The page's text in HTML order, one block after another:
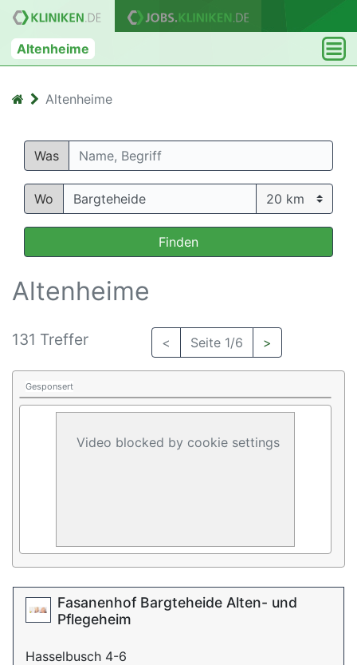
Altenheime
Altenheime
Was
Wo
Finden
Altenheime
131 Treffer < Seite 1/6 >
Gesponsert
Video blocked by cookie settings
Fasanenhof Bargteheide Alten- und
Pflegeheim
Hasselbusch 4-6